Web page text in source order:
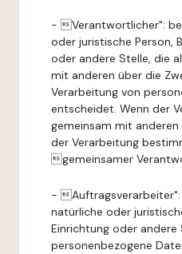
- Verantwortlicher":
oder juristische Person,
oder andere Stelle, die
mit anderen über die
Verarbeitung von
entscheidet. Wenn der
gemeinsam mit
der Verarbeitung
gemeinsamer
-
natürliche oder
Einrichtung oder andere
personenbezogene